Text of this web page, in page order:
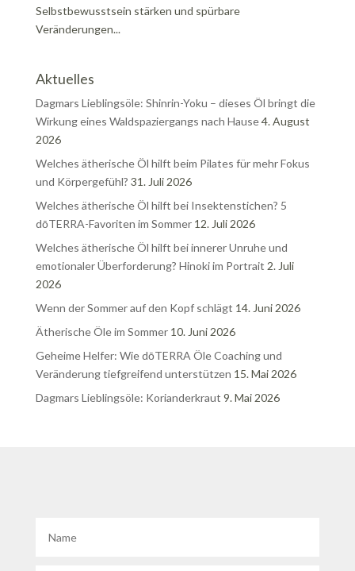
Selbstbewusstsein stärken und spürbare
Veränderungen...
Aktuelles
Dagmars Lieblingsöle: Shinrin-Yoku – dieses Öl bringt die
Wirkung eines Waldspaziergangs nach Hause4. August
2026
Welches ätherische Öl hilft beim Pilates für mehr Fokus
und Körpergefühl? 31. Juli 2026
Welches ätherische Öl hilft bei Insektenstichen? 5
dōTERRA-Favoriten im Sommer 12. Juli 2026
Welches ätherische Öl hilft bei innerer Unruhe und
emotionaler Überforderung? Hinoki im Portrait 2. Juli
2026
Wenn der Sommer auf den Kopf schlägt 14. Juni 2026
Ätherische Öle im Sommer 10. Juni 2026
Geheime Helfer: Wie dōTERRA Öle Coaching und
Veränderung tiefgreifend unterstützen 15. Mai 2026
Dagmars Lieblingsöle: Korianderkraut 9. Mai 2026